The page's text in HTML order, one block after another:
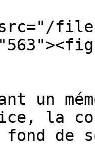
files/
un
la
de